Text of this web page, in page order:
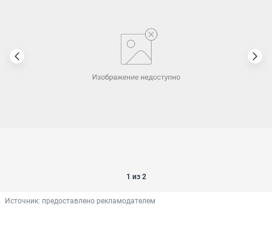
1 из 2
Источник: предоставлено рекламодателем